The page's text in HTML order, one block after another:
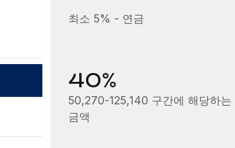
최소 5% - 연금
40%
50,270-125,140 구간에 해당하는
금액